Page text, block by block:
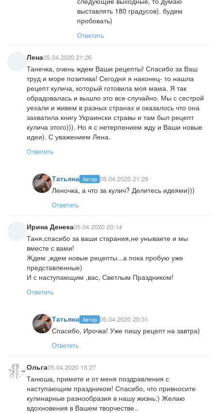
выставлять 180 градусов). будем
пробовать)
Ответить
Лена05.04.2020 21:26
Танечка, очень ждем Ваши рецепты! Спасибо за Ваш
труд и море позитива! Сегодня я наконец- то нашла
рецепт кулича, который готовила моя мама. Я так
обрадовалась и вышло это все случайно. Мы с сестрой
уехали и живем в разных странах и оказалось что она
захватила книгу Украински стравы и там был рецепт
кулича этого))). Но я с нетерпением жду и Ваши новые
идеи). С уважением Лена.
Ответить
Татьяна Автор 05.04.2020 21:29
Леночка, а что за кулич? Делитесь идеями)))
Ответить
Ирина Денека05.04.2020 20:14
Таня,спасибо за ваши старания,не унываете и мы
вместе с вами!
Ждем ,ждем новые рецепты...а пока пробую уже
представленные)
И с наступающим ,вас, Светлым Праздником!
Ответить
Татьяна Автор 05.04.2020 20:31
Спасибо, Ирочка! Уже пишу рецепт на завтра)
Ответить
Ольга05.04.2020 15:27
Танюша, примите и от меня поздравления с
наступающим праздником! Спасибо, что привносите
кулинарные разнообразия в нашу жизнь:) Желаю
вдохновения в Вашем творчестве..